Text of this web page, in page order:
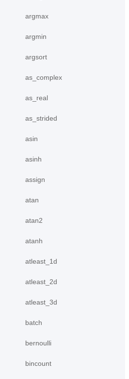
argmax
argmin
argsort
as_complex
as_real
as_strided
asin
asinh
assign
atan
atan2
atanh
atleast_1d
atleast_2d
atleast_3d
batch
bernoulli
bincount